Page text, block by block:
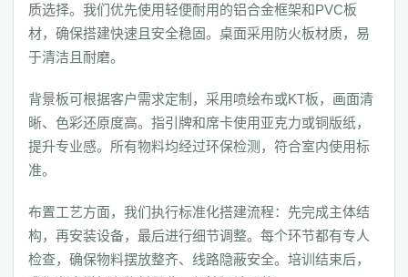
质选择。我们优先使用轻便耐用的铝合金框架和PVC板
材，确保搭建快速且安全稳固。桌面采用防火板材质，易
于清洁且耐磨。
背景板可根据客户需求定制，采用喷绘布或KT板，画面清
晰、色彩还原度高。指引牌和席卡使用亚克力或铜版纸，
提升专业感。所有物料均经过环保检测，符合室内使用标
准。
布置工艺方面，我们执行标准化搭建流程：先完成主体结
构，再安装设备，最后进行细节调整。每个环节都有专人
检查，确保物料摆放整齐、线路隐蔽安全。培训结束后，